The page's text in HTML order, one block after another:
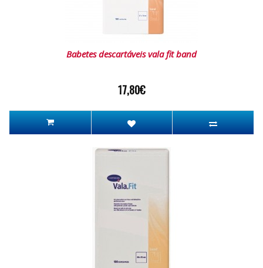
Babetes descartáveis vala fit band
17,80€